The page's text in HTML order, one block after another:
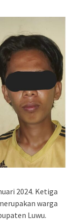
2024. Ketiga
warga
Luwu.